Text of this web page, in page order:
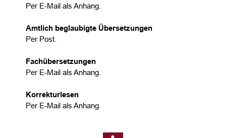
Per E-Mail als Anhang.
Amtlich beglaubigte Übersetzungen
Per Post.
Fachübersetzungen
Per E-Mail als Anhang.
Korrekturlesen
Per E-Mail als Anhang.